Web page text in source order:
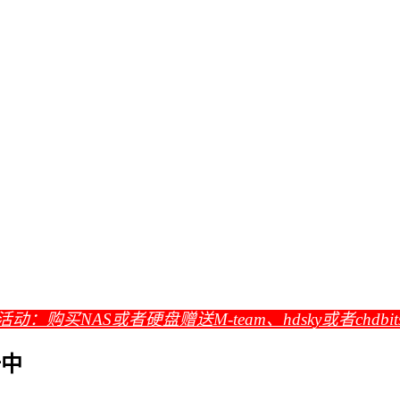
动：购买NAS或者硬盘赠送M-team、hdsky或者